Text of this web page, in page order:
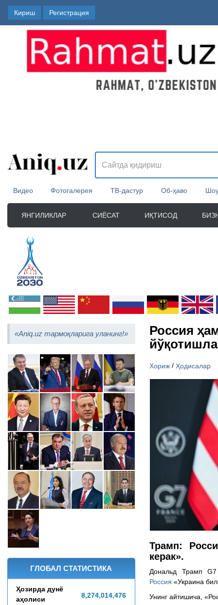
Кириш Регистрация
Видео Фотогалерея ТВ-дастур Об-ҳаво
ЯНГИЛИКЛАР СИЁСАТ ИҚТИСОД
«Aniq.uz тармоқларига уланинг!»
ГЛОБАЛ СТАТИСТИКА
8,274,014,481
Ҳозирда дунё
аҳолиси
Россия
Хориж /Ҳодисалар
Трамп:
керак».
Дональд Трамп
Россия «Украина
Унинг айтишича,